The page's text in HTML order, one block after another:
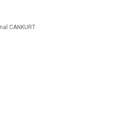
Kerpe,
12 Ağustos 2026